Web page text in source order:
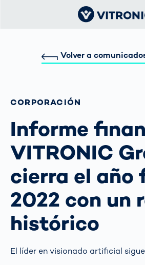
Volver a
CORPORACIÓN
Informe
VITRONIC
cierra el año
2022 con un
histórico
El líder en visionado artificial